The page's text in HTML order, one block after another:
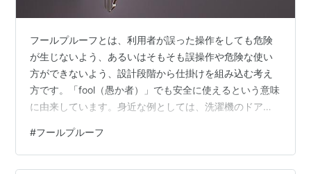
フールプルーフとは、利用者が誤った操作をしても危険
が生じないよう、あるいはそもそも誤操作や危険な使い
方ができないよう、設計段階から仕掛けを組み込む考え
方です。「fool（愚か者）」でも安全に使えるという意味
に由来しています。身近な例としては、洗濯機のドアが
が正しい向きでしか挿入できない形状設計などが挙げら
れます。これらはいずれも、利用者が誤った操作をしよ
#フールプルーフ